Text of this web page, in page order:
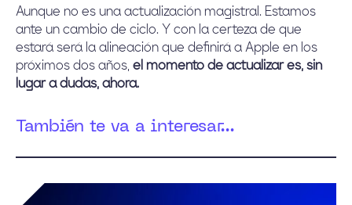
Aunque no es una actualización magistral. Estamos
ante un cambio de ciclo. Y con la certeza de que
estará será la alineación que definirá a Apple en los
próximos dos años, el momento de actualizar es, sin
lugar a dudas, ahora.
También te va a interesar...